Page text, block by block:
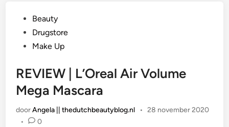
Geplaatst
Beauty
Drugstore
Make Up
REVIEW | L’Oreal Air Volume
Mega Mascara
doorAngela || thedutchbeautyblog.nl • 28 november 2020
•
0